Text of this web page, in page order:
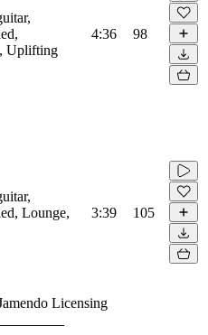
Uplifting
4:36 98
Lounge,
3:39 105
Licensing